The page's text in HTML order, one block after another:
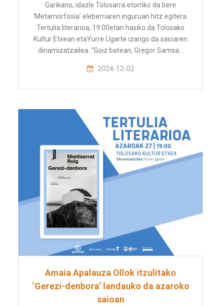
Garikano, idazle Tolosarra etorriko da bere
‘Metamorfosia’ eleberriaren inguruan hitz egitera.
Tertulia literarioa, 19:00etan hasiko da Tolosako
Kultur Etxean etaYurre Ugarte izango da saioaren
dinamizatzailea. “Goiz batean, Gregor Samsa…
2024-12-02
Amaia Apalauza Ollok itzulitako
‘Gerezi-denbora’ landauko da azaroko
saioan